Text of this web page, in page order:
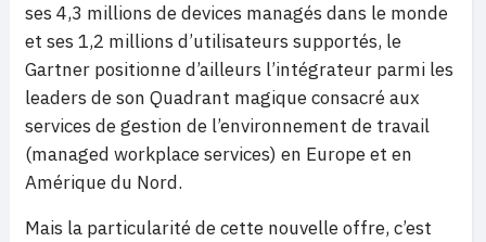
ses 4,3 millions de devices managés dans le monde
et ses 1,2 millions d’utilisateurs supportés, le
Gartner positionne d’ailleurs l’intégrateur parmi les
leaders de son Quadrant magique consacré aux
services de gestion de l’environnement de travail
(managed workplace services) en Europe et en
Amérique du Nord.
Mais la particularité de cette nouvelle offre, c’est